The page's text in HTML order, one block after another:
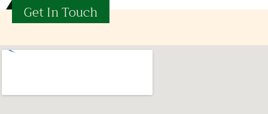
Get In Touch